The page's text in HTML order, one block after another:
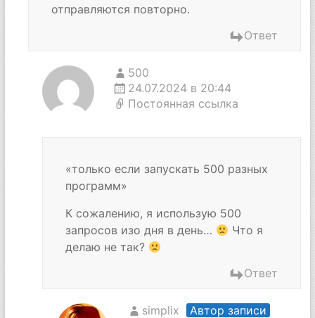
отправляются повторно.
Ответ
500
24.07.2024 в 20:44
Постоянная ссылка
«только если запускать 500 разных
программ»
К сожалению, я использую 500
запросов изо дня в день…
Что я
делаю не так?
Ответ
simplix
Автор записи